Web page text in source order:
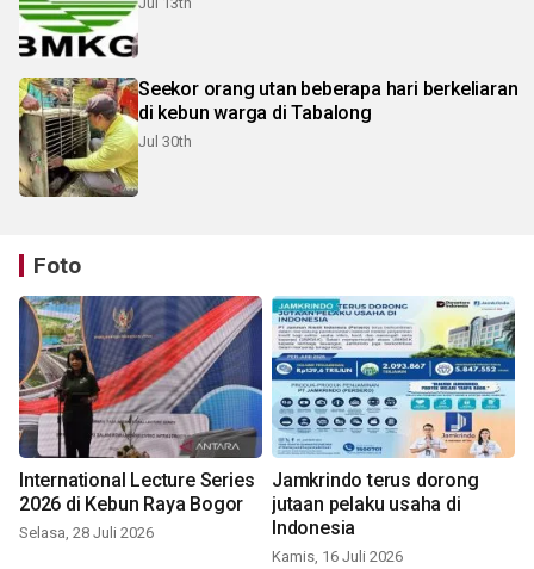
Seekor orang utan beberapa hari berkeliaran
di kebun warga di Tabalong
Jul 30th
Foto
International Lecture Series
2026 di Kebun Raya Bogor
Selasa, 28 Juli 2026
Jamkrindo terus dorong
jutaan pelaku usaha di
Indonesia
Kamis, 16 Juli 2026